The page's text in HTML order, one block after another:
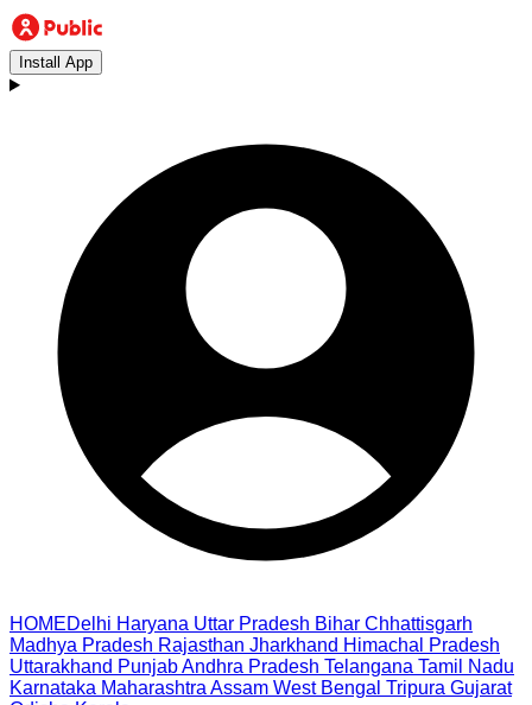
Install App
HOMEDelhi Haryana Uttar Pradesh Bihar Chhattisgarh
Madhya Pradesh Rajasthan Jharkhand Himachal Pradesh
Uttarakhand PunjabAndhra Pradesh Telangana Tamil Nadu
Karnataka Maharashtra Assam West Bengal Tripura Gujarat